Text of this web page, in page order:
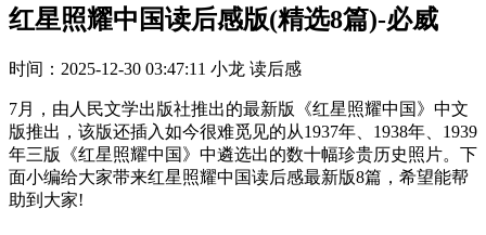
红星照耀中国读后感版(精选8篇)-必威
时间： 2025-12-30 03:47:11 小龙 读后感
7月，由人民文学出版社推出的最新版《红星照耀中国》中文
版推出，该版还插入如今很难觅见的从1937年、1938年、1939
年三版《红星照耀中国》中遴选出的数十幅珍贵历史照片。下
面小编给大家带来红星照耀中国读后感最新版8篇，希望能帮
助到大家!